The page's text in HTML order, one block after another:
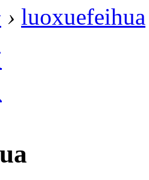
› luoxuefeihua